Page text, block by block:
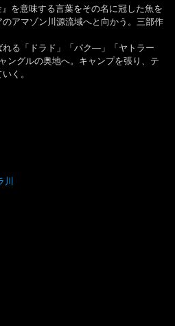
を意味する言葉をその名に冠した魚を
アマゾン川源流域へと向かう。三部作
れる「ドラド」「パク―」「ヤトラー
ングルの奥地へ。キャンプを張り、テ
川